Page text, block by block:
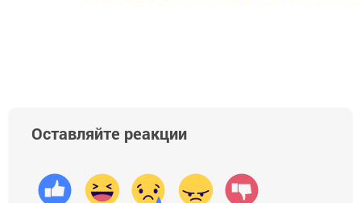
Оставляйте реакции